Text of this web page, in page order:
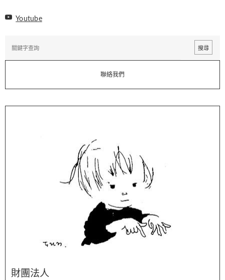
Youtube
聯絡我們
財團法人